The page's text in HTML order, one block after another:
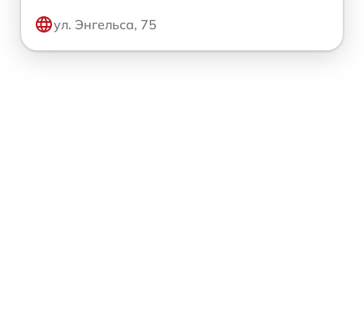
ул. Энгельса, 75